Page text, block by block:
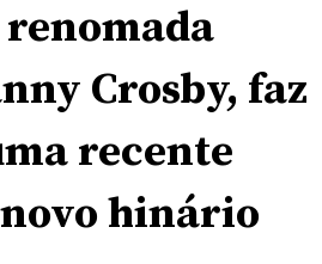
renomada
Crosby, faz
recente
hinário